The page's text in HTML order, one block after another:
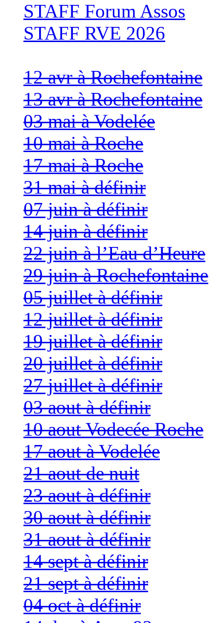
STAFF Forum Assos
STAFF RVE 2026
12 avr à Rochefontaine
13 avr à Rochefontaine
03 mai à Vodelée
10 mai à Roche
17 mai à Roche
31 mai à définir
07 juin à définir
14 juin à définir
22 juin à l’Eau d’Heure
29 juin à Rochefontaine
05 juillet à définir
12 juillet à définir
19 juillet à définir
20 juillet à définir
27 juillet à définir
03 aout à définir
10 aout Vodecée Roche
17 aout à Vodelée
21 aout de nuit
23 aout à définir
30 aout à définir
31 aout à définir
14 sept à définir
21 sept à définir
04 oct à définir